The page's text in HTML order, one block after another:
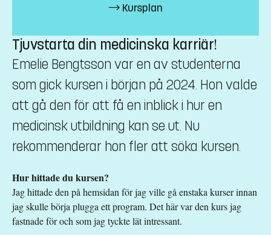
16000 kr - OBS! Gäller bara studenter utanför EU/EES och
Schweiz.
Har du frågor om kursen, kontakta oss.
Mikael Sigvardsson
mikael.sigvardsson@liu.se
Daniel Antonsson
Kursplan
Kursplan
Tjuvstarta din medicinska karriär!
Emelie Bengtsson var en av studenterna
som gick kursen i början på 2024. Hon valde
att gå den för att få en inblick i hur en
medicinsk utbildning kan se ut. Nu
rekommenderar hon fler att söka kursen.
Hur hittade du kursen?
Jag hittade den på hemsidan för jag ville gå enstaka kurser innan
jag skulle börja plugga ett program. Det här var den kurs jag
fastnade för och som jag tyckte lät intressant.